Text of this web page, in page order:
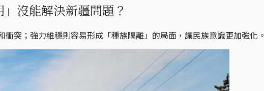
沒能解決新疆問題？
突；強力維穩則容易形成「種族隔離」的局面，讓民族意識更加強化。